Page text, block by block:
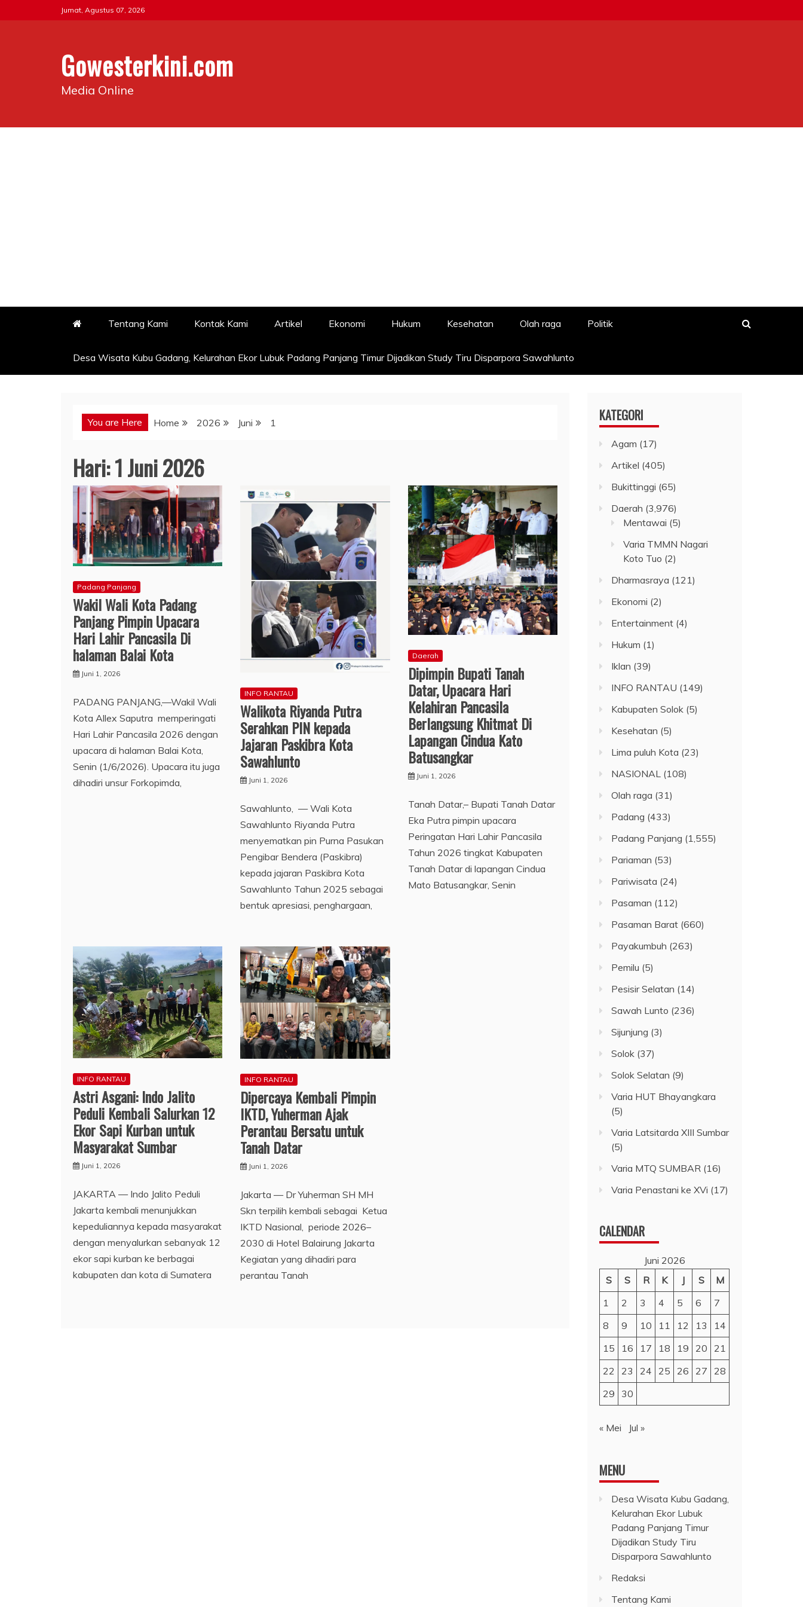
to
Jumat, Agustus 07, 2026
Gowesterkini.com
Media Online
Tentang Kami Kontak Kami Artikel Ekonomi Hukum Kesehatan Olah raga Politik
Desa Wisata Kubu Gadang, Kelurahan Ekor Lubuk Padang Panjang Timur Dijadikan Study Tiru Disparpora Sawahlunto
You are Here Home 2026 Juni 1
Hari:1 Juni 2026
Padang Panjang
Wakil Wali Kota Padang
Panjang Pimpin Upacara
Hari Lahir Pancasila Di
halaman Balai Kota
Juni 1, 2026
PADANG PANJANG,—Wakil Wali
Kota Allex Saputra memperingati
Hari Lahir Pancasila 2026 dengan
upacara di halaman Balai Kota,
Senin (1/6/2026). Upacara itu juga
dihadiri unsur Forkopimda,
INFO RANTAU
Walikota Riyanda Putra
Serahkan PIN kepada
Jajaran Paskibra Kota
Sawahlunto
Juni 1, 2026
Sawahlunto, — Wali Kota
Sawahlunto Riyanda Putra
menyematkan pin Purna Pasukan
Pengibar Bendera (Paskibra)
kepada jajaran Paskibra Kota
Sawahlunto Tahun 2025 sebagai
bentuk apresiasi, penghargaan,
Daerah
Dipimpin Bupati Tanah
Datar, Upacara Hari
Kelahiran Pancasila
Berlangsung Khitmat Di
Lapangan Cindua Kato
Batusangkar
Juni 1, 2026
Tanah Datar,– Bupati Tanah Datar
Eka Putra pimpin upacara
Peringatan Hari Lahir Pancasila
Tahun 2026 tingkat Kabupaten
Tanah Datar di lapangan Cindua
Mato Batusangkar, Senin
INFO RANTAU
Astri Asgani: Indo Jalito
Peduli Kembali Salurkan 12
Ekor Sapi Kurban untuk
Masyarakat Sumbar
Juni 1, 2026
JAKARTA — Indo Jalito Peduli
Jakarta kembali menunjukkan
kepeduliannya kepada masyarakat
dengan menyalurkan sebanyak 12
ekor sapi kurban ke berbagai
kabupaten dan kota di Sumatera
INFO RANTAU
Dipercaya Kembali Pimpin
IKTD, Yuherman Ajak
Perantau Bersatu untuk
Tanah Datar
Juni 1, 2026
Jakarta — Dr Yuherman SH MH
Skn terpilih kembali sebagai Ketua
IKTD Nasional, periode 2026–
2030 di Hotel Balairung Jakarta
Kegiatan yang dihadiri para
perantau Tanah
KATEGORI
Agam (17)
Artikel (405)
Bukittinggi (65)
Daerah (3,976)
Mentawai (5)
Varia TMMN Nagari
Koto Tuo (2)
Dharmasraya (121)
Ekonomi (2)
Entertainment (4)
Hukum (1)
Iklan (39)
INFO RANTAU (149)
Kabupaten Solok (5)
Kesehatan (5)
Lima puluh Kota (23)
NASIONAL (108)
Olah raga (31)
Padang (433)
Padang Panjang (1,555)
Pariaman (53)
Pariwisata (24)
Pasaman (112)
Pasaman Barat (660)
Payakumbuh (263)
Pemilu (5)
Pesisir Selatan (14)
Sawah Lunto (236)
Sijunjung (3)
Solok (37)
Solok Selatan (9)
Varia HUT Bhayangkara
(5)
Varia Latsitarda XIII Sumbar
(5)
Varia MTQ SUMBAR (16)
Varia Penastani ke XVi (17)
CALENDAR
Juni 2026
S
S R K J S
M
1
2 3 4 5 6
7
8
9 10 11 12 13
14
15
16 17 18 19 20
21
22
23 24 25 26 27
28
29
30
« Mei Jul »
MENU
Desa Wisata Kubu Gadang,
Kelurahan Ekor Lubuk
Padang Panjang Timur
Dijadikan Study Tiru
Disparpora Sawahlunto
Redaksi
Tentang Kami